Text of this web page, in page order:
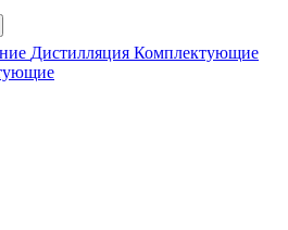
Дистилляция Комплектующие